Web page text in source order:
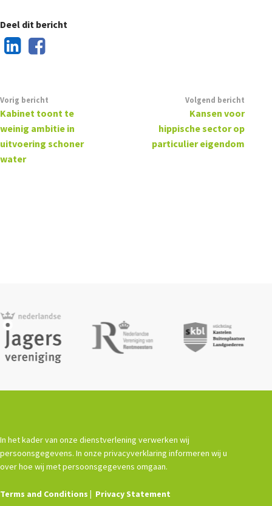
Deel dit bericht
Vorig bericht
Kabinet toont te
weinig ambitie in
uitvoering schoner
water
Volgend bericht
Kansen voor
hippische sector op
particulier eigendom
In het kader van onze dienstverlening verwerken wij
persoonsgegevens. In onze privacyverklaring informeren wij u
over hoe wij met persoonsgegevens omgaan.
Terms and Conditions Privacy Statement